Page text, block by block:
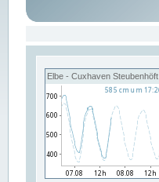
Elbe - Cuxhaven Steubenhöft